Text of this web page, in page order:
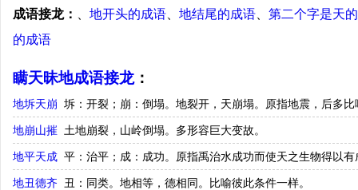
成语接龙： 地开头的成语 地结尾的成语
第二个字是天
的成语
瞒天昧地成语接龙：
地坼天崩 坼：开裂；崩：倒塌。地裂开，天崩塌。原指地震，后多
地崩山摧 土地崩裂，山岭倒塌。多形容巨大变故。
地平天成 平：治平；成：成功。原指禹治水成功而使天之生物得以
地丑德齐 丑：同类。地相等，德相同。比喻彼此条件一样。